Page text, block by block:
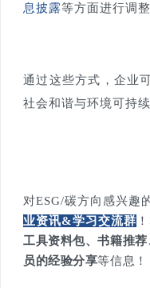
息披露等方面进行调
通过这些方式，企业
社会和谐与环境可持续
对ESG/碳方向感兴趣
业资讯&学习交流群 ！
工具资料包、书籍推
员的经验分享等信息！